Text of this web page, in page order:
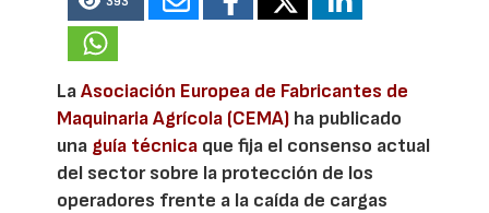
LaAsociación Europea de Fabricantes de
Maquinaria Agrícola (CEMA) ha publicado
una guía técnica que fija el consenso actual
del sector sobre la protección de los
operadores frente a la caída de cargas